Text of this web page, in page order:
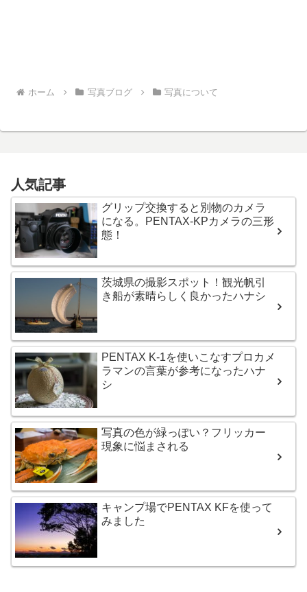
ホーム 写真ブログ 写真について
人気記事
グリップ交換すると別物のカメラ
になる。PENTAX-KPカメラの三形
態！
茨城県の撮影スポット！観光帆引
き船が素晴らしく良かったハナシ
PENTAX K-1を使いこなすプロカメ
ラマンの言葉が参考になったハナ
シ
写真の色が緑っぽい？フリッカー
現象に悩まされる
キャンプ場でPENTAX KFを使って
みました